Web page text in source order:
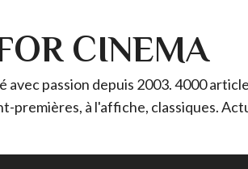
CINEMA
passion depuis 2003. 4000
premières, à l'affiche, classiques.